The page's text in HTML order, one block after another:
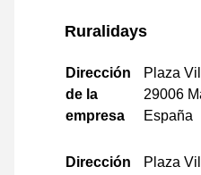
Ruralidays
Dirección
de la
empresa
Plaza
29006
España
Dirección
Plaza